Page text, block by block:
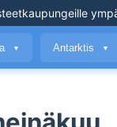
kaupungeille
▼ Antarktis ▼